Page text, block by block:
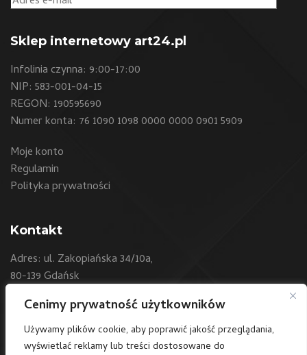
Cenimy prywatność użytkowników
Używamy plików cookie, aby poprawić jakość przeglądania,
wyświetlać reklamy lub treści dostosowane do
Sklep internetowy art24.pl
Infolinia czynna: 9:00-17:00
NIP: 583-001-04-15
REGON: 190595690
Numer konta: 76 1090 1098 0000 0000 0901 5909
Moje konto
Regulamin
Polityka prywatności
Kontakt
Adres: ul. Zakopiańska 34/10a,
80-139 Gdańsk
Telefon:+48 604 550 500
E-mail:sklep@art24.pl